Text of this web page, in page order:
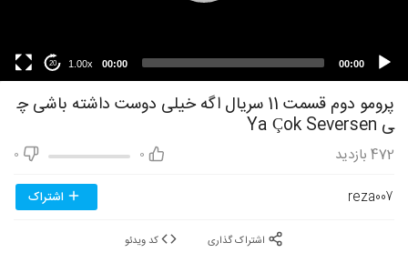
00:00
00:00
1.00x
20
پرومو دوم قسمت 11 سریال اگه خیلی دوست داشته باشی چ
ی Ya Çok Seversen
0
0 472 بازدید
reza007 اشتراک